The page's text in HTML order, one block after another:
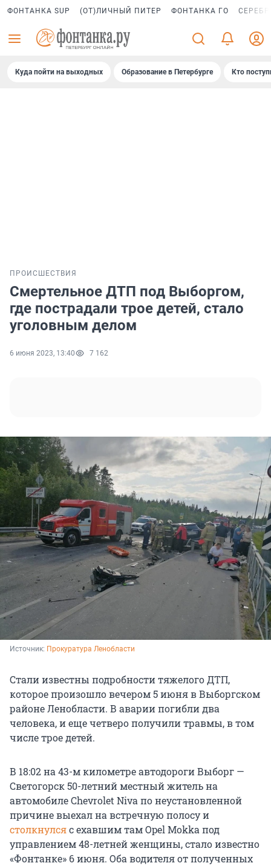
ФОНТАНКА SUP (ОТ)ЛИЧНЫЙ ПИТЕР ФОНТАНКА ГО
Куда пойти на выходных Образование в Петербурге Кто
ПРОИСШЕСТВИЯ
Смертельное ДТП под Выборгом,
где пострадали трое детей, стало
уголовным делом
6 июня 2023, 13:40 7 162
Источник: Прокуратура Ленобласти
Стали известны подробности тяжелого ДТП,
которое произошло вечером 5 июня в Выборгском
районе Ленобласти. В аварии погибли два
человека, и еще четверо получили травмы, в том
числе трое детей.
В 18:02 на 43-м километре автодороги Выборг —
Светогорск 50-летний местный житель на
автомобиле Сhevrolet Niva по неустановленной
причине выехал на встречную полосу и
столкнулсяс ехавшим там Opel Mokka под
управлением 48-летней женщины, стало известно
«Фонтанке» 6 июня. Оба водителя от полученных